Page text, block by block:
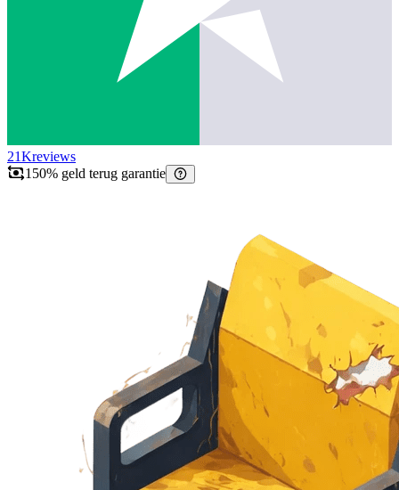
21Kreviews
150% geld terug garantie